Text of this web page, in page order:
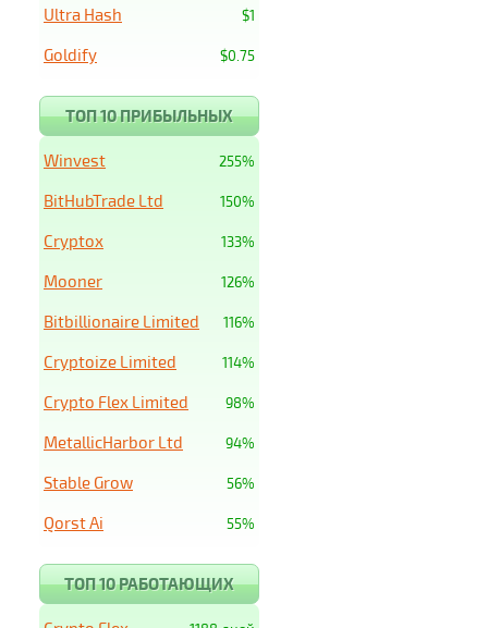
$1
Ultra Hash
$0.75
Goldify
ТОП 10 ПРИБЫЛЬНЫХ
255%
Winvest
150%
BitHubTrade Ltd
133%
Cryptox
126%
Mooner
116%
Bitbillionaire Limited
114%
Cryptoize Limited
98%
Crypto Flex Limited
94%
MetallicHarbor Ltd
56%
Stable Grow
55%
Qorst Ai
ТОП 10 РАБОТАЮЩИХ